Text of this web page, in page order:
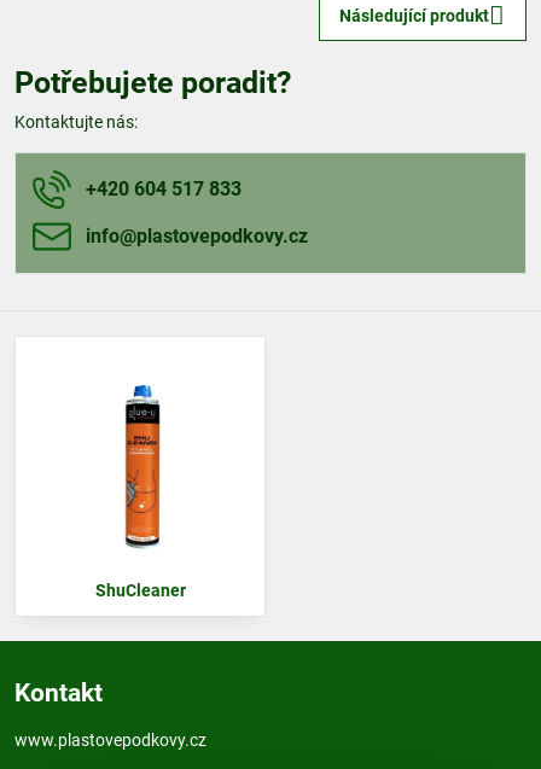
Následující produkt
Potřebujete poradit?
Kontaktujte nás:
+420 604 517 833
info​@plastovepodkovy​.cz
ShuCleaner
Kontakt
www.plastovepodkovy.cz